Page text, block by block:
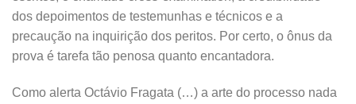
dos depoimentos de testemunhas e técnicos e a
precaução na inquirição dos peritos. Por certo, o ônus da
prova é tarefa tão penosa quanto encantadora.
Como alerta Octávio Fragata (…) a arte do processo nada